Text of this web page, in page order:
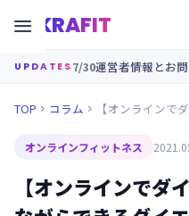
KRAFIT

UPDATES 7/30運営者情報とお
TOP  コラム 
オンラインフィットネス
【オンラインでダ